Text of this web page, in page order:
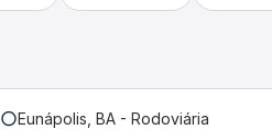
Eunápolis, BA - Rodoviária